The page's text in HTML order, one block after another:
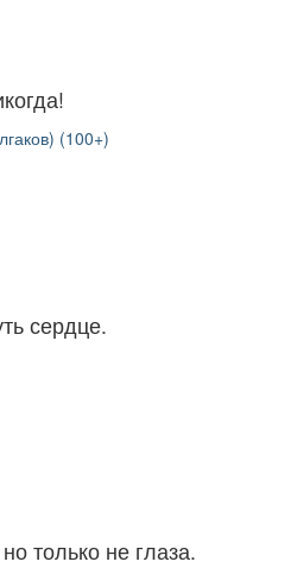
(100+)
сердце.
только не глаза.